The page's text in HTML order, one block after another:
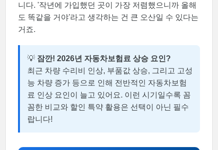
니다. '작년에 가입했던 곳이 가장 저렴했으니까 올해
도 똑같을 거야'라고 생각하는 건 큰 오산일 수 있다는
거죠.
💡 잠깐! 2026년 자동차보험료 상승 요인?
최근 차량 수리비 인상, 부품값 상승, 그리고 고성
능 차량 증가 등으로 인해 전반적인 자동차보험
료 인상 요인이 늘고 있어요. 이런 시기일수록 꼼
꼼한 비교와 할인 특약 활용은 선택이 아닌 필수
랍니다!